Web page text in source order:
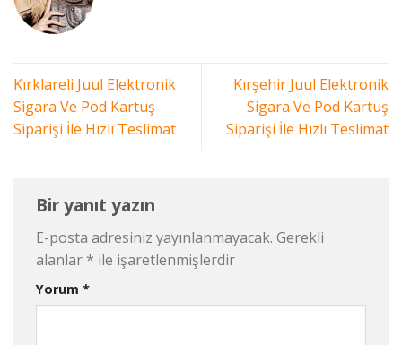
Kırklareli Juul Elektronik
Sigara Ve Pod Kartuş
Siparişi İle Hızlı Teslimat
Kırşehir Juul Elektronik
Sigara Ve Pod Kartuş
Siparişi İle Hızlı Teslimat
Bir yanıt yazın
E-posta adresiniz yayınlanmayacak. Gerekli
alanlar * ile işaretlenmişlerdir
Yorum *